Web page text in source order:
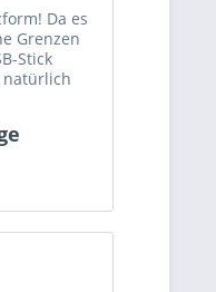
Da es
Grenzen
Stick
natürlich
glänzende